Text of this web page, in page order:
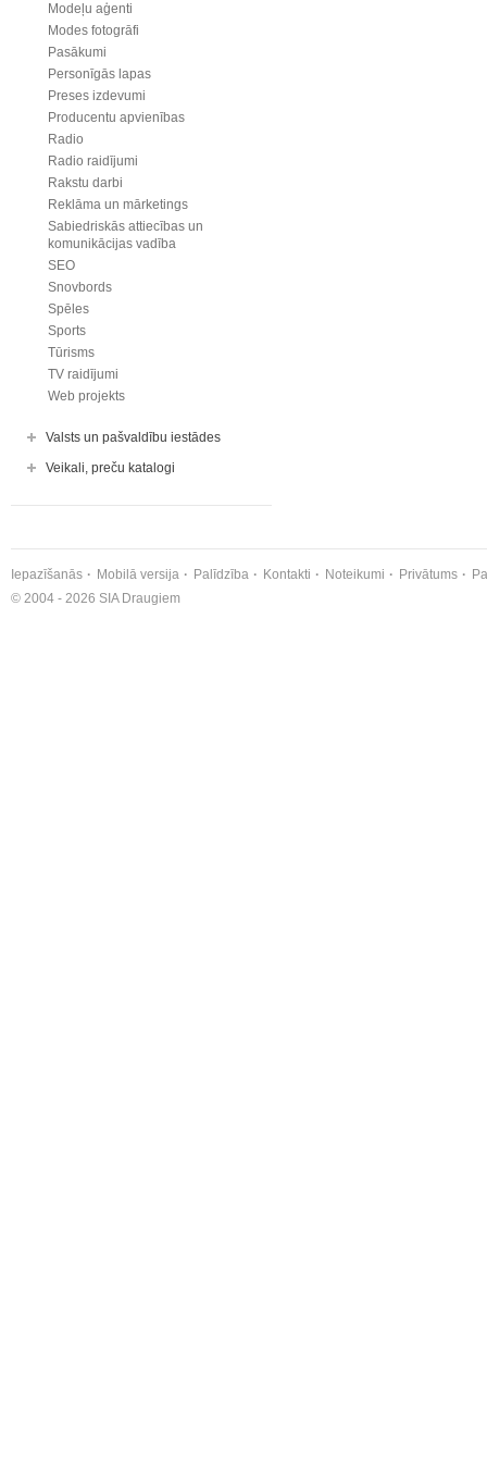
Modeļu aģenti
Modes fotogrāfi
Pasākumi
Personīgās lapas
Preses izdevumi
Producentu apvienības
Radio
Radio raidījumi
Rakstu darbi
Reklāma un mārketings
Sabiedriskās attiecības un
komunikācijas vadība
SEO
Snovbords
Spēles
Sports
Tūrisms
TV raidījumi
Web projekts
Valsts un pašvaldību iestādes
Veikali, preču katalogi
Iepazīšanās Mobilā versija Palīdzība Kontakti Noteikumi Privātums
© 2004 - 2026 SIA Draugiem